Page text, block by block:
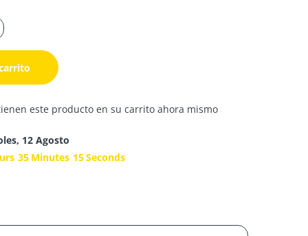
este producto en su carrito ahora mismo
12 Agosto
35 Minutes 14Seconds